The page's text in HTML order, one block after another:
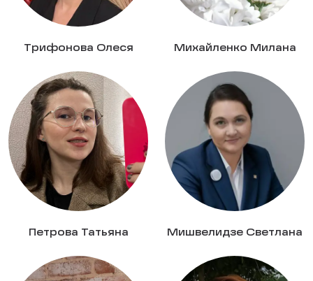
Трифонова Олеся Михайленко Милана
Петрова Татьяна Мишвелидзе Светлана